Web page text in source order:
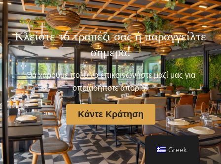
Κλείστε το τραπέζι σας ή παραγγείλτε
σήμερα!
Θα χαρούμε πολύ να επικοινωνήστε μαζί μας για
οποιαδήποτε απορία.
Κάντε Κράτηση
Greek